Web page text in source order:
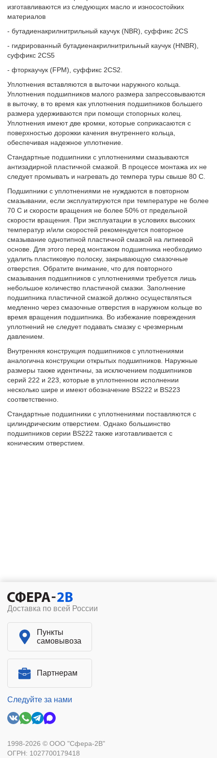
изготавливаются из следующих масло­ и износостойких
материалов
- бутадиенакрилнитрильный каучук (NBR), суффикс 2CS
- гидрированный бутадиенакрилнитрильный каучук (HNBR),
суффикс 2CS5
- фторкаучук (FPM), суффикс 2CS2.
Уплотнения вставляются в выточки наружного кольца.
Уплотнения подшипников малого размера запрессовываются
в выточку, в то время как уплотнения подшипников большего
размера удерживаются при помощи стопорных колец.
Уплотнения имеют две кромки, которые соприкасаются с
поверхностью дорож­ки качения внутреннего кольца,
обеспечивая надежное уплотнение.
Стандартные подшипники с уплотнениями смазываются
антизадирной пластичной смаз­кой. В процессе монтажа их не
следует промывать и нагревать до темпера­ туры свыше 80 C.
Подшипники с уплотнениями не нуждаются в повторном
смазывании, если эксплуати­руются при температуре не более
70 C и ско­рости вращения не более 50% от предельной
скорости вращения. При эксплуатации в условиях высоких
температур и/или скоростей рекомендуется повторное
смазывание однотипной пластичной смазкой на литиевой
основе. Для этого перед монтажом подшипника необходимо
удалить пластико­вую полоску, закрывающую смазочные
отверстия. Обратите внимание, что для повторного
смазывания подшипников с уплотнениями требуется лишь
небольшое количество пластичной смазки. Заполнение
подшипника пластичной смазкой должно осуществляться
медленно через смазочные отверстия в наружном кольце во
время вра­щения подшипника. Во избежание поврежде­ния
уплотнений не следует подавать смазку с чрезмерным
давлением.
Внутренняя конструкция подшипников с уплотнениями
аналогична конструкции открытых подшипников. Наружные
размеры также идентичны, за исключением подшип­ников
серий 222 и 223, которые в уплотненном исполнении
несколько шире и имеют обозна­чение BS2­22 и BS2­23
соответственно.
Стандартные подшипники с уплотнениями поставляются с
цилиндрическим отверстием. Однако большинство
подшипников серии BS2­22 также изготавливается с
коническим отверстием.
Доставка по всей России
Пункты
самовывоза
Партнерам
Следуйте за нами
1998-2026 © ООО "Сфера-2В"
ОГРН: 1027700179418